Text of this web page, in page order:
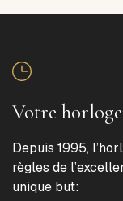
Votre
Depuis 1995,
règles de
unique but: